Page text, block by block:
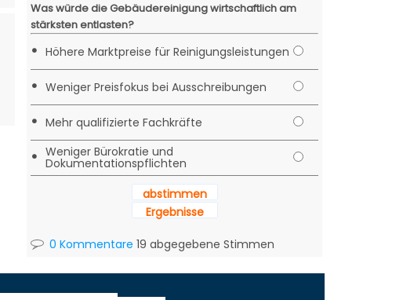
Was würde die Gebäudereinigung wirtschaftlich am
stärksten entlasten?
• Höhere Marktpreise für Reinigungsleistungen
• Weniger Preisfokus bei Ausschreibungen
• Mehr qualifizierte Fachkräfte
• Weniger Bürokratie und
Dokumentationspflichten
abstimmen
Ergebnisse
0 Kommentare 19 abgegebene Stimmen